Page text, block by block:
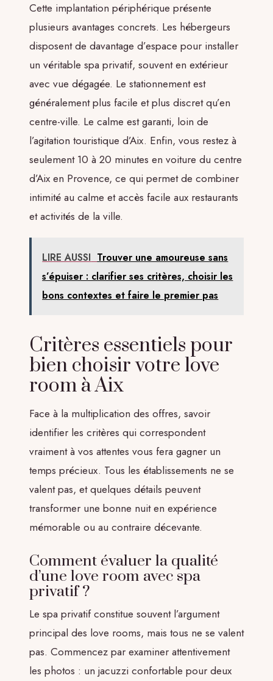
Cette implantation périphérique présente
plusieurs avantages concrets. Les hébergeurs
disposent de davantage d’espace pour installer
un véritable spa privatif, souvent en extérieur
avec vue dégagée. Le stationnement est
généralement plus facile et plus discret qu’en
centre-ville. Le calme est garanti, loin de
l’agitation touristique d’Aix. Enfin, vous restez à
seulement 10 à 20 minutes en voiture du centre
d’Aix en Provence, ce qui permet de combiner
intimité au calme et accès facile aux restaurants
et activités de la ville.
LIRE AUSSI Trouver une amoureuse sans
s’épuiser : clarifier ses critères, choisir les
bons contextes et faire le premier pas
Critères essentiels pour
bien choisir votre love
room à Aix
Face à la multiplication des offres, savoir
identifier les critères qui correspondent
vraiment à vos attentes vous fera gagner un
temps précieux. Tous les établissements ne se
valent pas, et quelques détails peuvent
transformer une bonne nuit en expérience
mémorable ou au contraire décevante.
Comment évaluer la qualité
d’une love room avec spa
privatif ?
Le spa privatif constitue souvent l’argument
principal des love rooms, mais tous ne se valent
pas. Commencez par examiner attentivement
les photos : un jacuzzi confortable pour deux